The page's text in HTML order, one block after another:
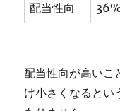
配当性向
配当性向が高いこ
け小さくなるとい